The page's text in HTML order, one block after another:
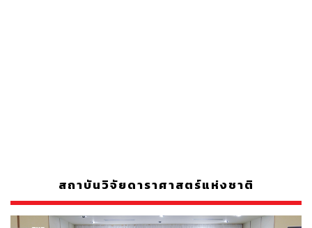
สถาบันวิจัยดาราศาสตร์แห่งชาติ